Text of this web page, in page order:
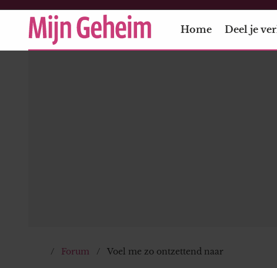
Home Deel je
Forum Voel me zo ontzettend naar